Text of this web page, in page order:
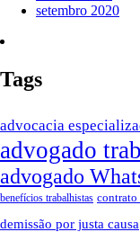
setembro 2020
Tags
advocacia
advogado
advogado
benefícios trabalhistas contrato
demissão por justa causa